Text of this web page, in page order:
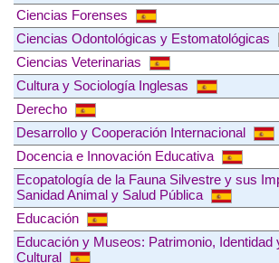
Ciencias Forenses
Ciencias Odontológicas y Estomatológicas
Ciencias Veterinarias
Cultura y Sociología Inglesas
Derecho
Desarrollo y Cooperación Internacional
Docencia e Innovación Educativa
Ecopatología de la Fauna Silvestre y sus
Sanidad Animal y Salud Pública
Educación
Educación y Museos: Patrimonio, Identidad
Cultural